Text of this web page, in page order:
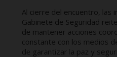
Al cierre del encuentro, las
Gabinete de Seguridad
de mantener acciones
constante con los medios
de garantizar la paz y